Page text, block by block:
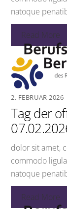
natoque
Read More
2. FEBRUAR 2026
Tag der
dolor sit amet,
commodo
natoque
Read More